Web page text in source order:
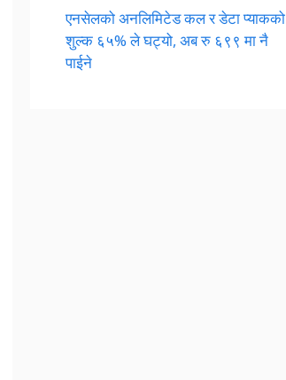
एनसेलको अनलिमिटेड कल र डेटा प्याकको
शुल्क ६५% ले घट्यो, अब रु ६९९ मा नै
पाईने